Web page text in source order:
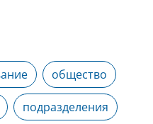
общество
подразделения